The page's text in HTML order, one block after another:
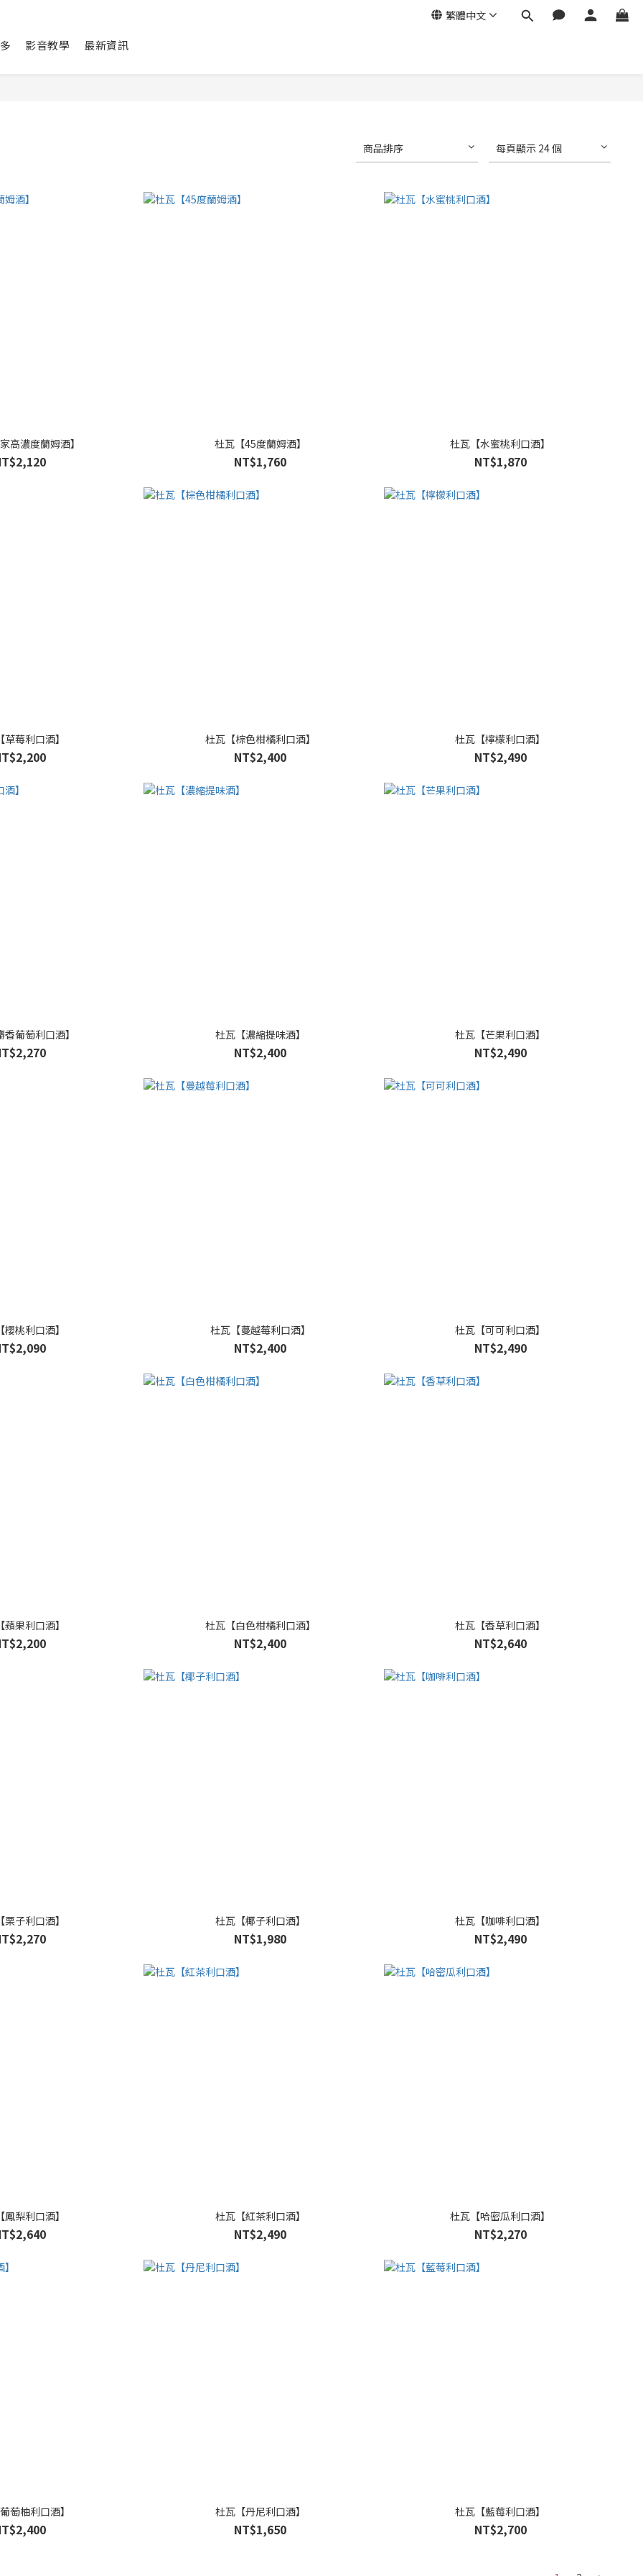
繁體中文
影音教學 最新資訊
商品排序 每頁顯示 24 個
高濃度蘭姆酒】 杜瓦【45度蘭姆酒】
NT$1,760
杜瓦【水蜜桃利口酒】
NT$1,870
莓利口酒】 杜瓦【棕色柑橘利口酒】
NT$2,400
杜瓦【檸檬利口酒】
NT$2,490
葡萄利口酒】 杜瓦【濃縮提味酒】
NT$2,400
杜瓦【芒果利口酒】
NT$2,490
桃利口酒】 杜瓦【蔓越莓利口酒】
NT$2,400
杜瓦【可可利口酒】
NT$2,490
果利口酒】 杜瓦【白色柑橘利口酒】
NT$2,400
杜瓦【香草利口酒】
NT$2,640
子利口酒】 杜瓦【椰子利口酒】
NT$1,980
杜瓦【咖啡利口酒】
NT$2,490
梨利口酒】 杜瓦【紅茶利口酒】
NT$2,490
杜瓦【哈密瓜利口酒】
NT$2,270
萄柚利口酒】 杜瓦【丹尼利口酒】
NT$1,650
杜瓦【藍莓利口酒】
NT$2,700